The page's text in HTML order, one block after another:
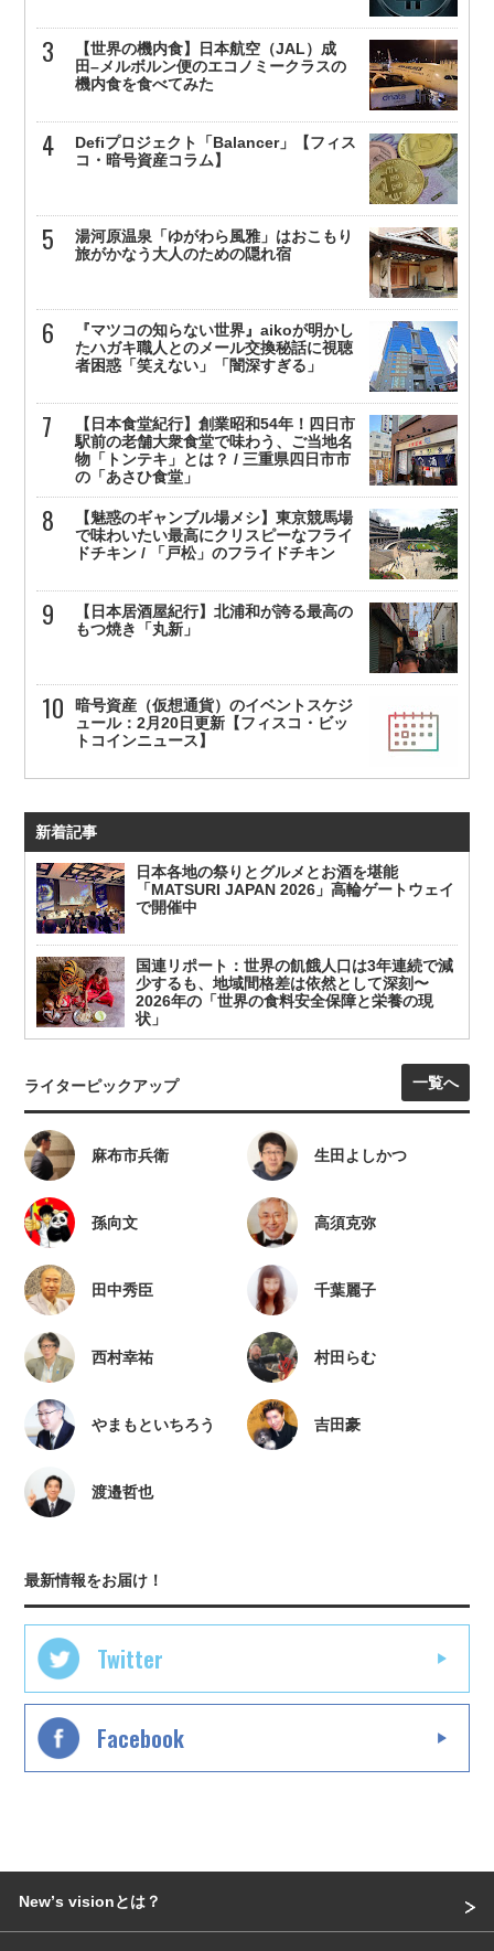
【世界の機内食】日本航空（JAL）成
田–メルボルン便のエコノミークラスの
機内食を食べてみた
Defiプロジェクト「Balancer」【フィス
コ・暗号資産コラム】
湯河原温泉「ゆがわら風雅」はおこもり
旅がかなう大人のための隠れ宿
『マツコの知らない世界』aikoが明かし
たハガキ職人とのメール交換秘話に視聴
者困惑「笑えない」「闇深すぎる」
【日本食堂紀行】創業昭和54年！四日市
駅前の老舗大衆食堂で味わう、ご当地名
物「トンテキ」とは？ / 三重県四日市市
の「あさひ食堂」
【魅惑のギャンブル場メシ】東京競馬場
で味わいたい最高にクリスピーなフライ
ドチキン / 「戸松」のフライドチキン
【日本居酒屋紀行】北浦和が誇る最高の
もつ焼き「丸新」
暗号資産（仮想通貨）のイベントスケジ
ュール：2月20日更新【フィスコ・ビッ
トコインニュース】
新着記事
日本各地の祭りとグルメとお酒を堪能
「MATSURI JAPAN 2026」高輪ゲートウェイ
で開催中
国連リポート：世界の飢餓人口は3年連続で減
少するも、地域間格差は依然として深刻〜
2026年の「世界の食料安全保障と栄養の現
状」
ライターピックアップ 一覧へ
麻布市兵衛 生田よしかつ
孫向文 高須克弥
田中秀臣 千葉麗子
西村幸祐 村田らむ
やまもといちろう 吉田豪
渡邉哲也
最新情報をお届け！
Twitter
Facebook
Newʼs visionとは？